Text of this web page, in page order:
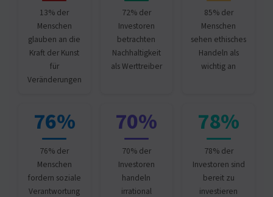
13% der
Menschen
glauben an die
Kraft der Kunst
für
Veränderungen
72% der
Investoren
betrachten
Nachhaltigkeit
als Werttreiber
85% der
Menschen
sehen ethisches
Handeln als
wichtig an
76%
76% der
Menschen
fordern soziale
Verantwortung
70%
70% der
Investoren
handeln
irrational
78%
78% der
Investoren sind
bereit zu
investieren